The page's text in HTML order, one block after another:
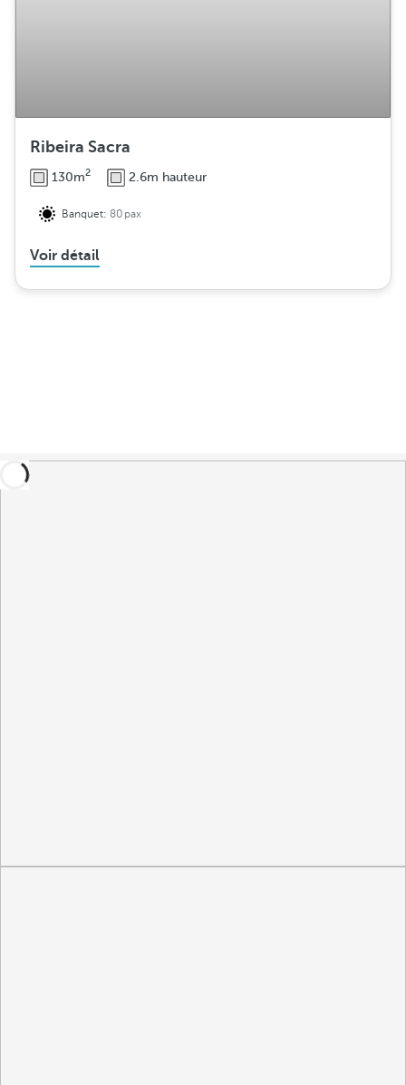
Ribeira Sacra
130m2 2.6m hauteur
Banquet:80pax
Voir détail